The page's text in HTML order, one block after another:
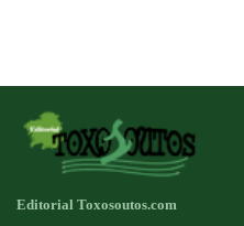
Editorial Toxosoutos.com